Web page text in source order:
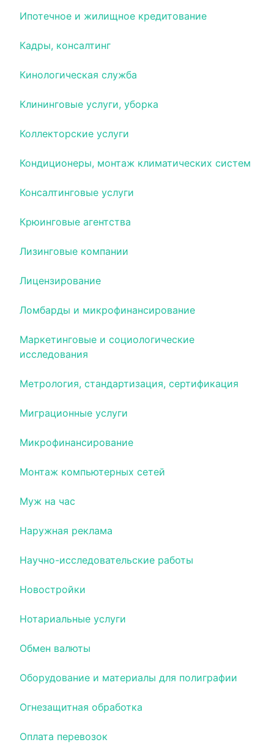
Ипотечное и жилищное кредитование
Кадры, консалтинг
Кинологическая служба
Клининговые услуги, уборка
Коллекторские услуги
Кондиционеры, монтаж климатических систем
Консалтинговые услуги
Крюинговые агентства
Лизинговые компании
Лицензирование
Ломбарды и микрофинансирование
Маркетинговые и социологические
исследования
Метрология, стандартизация, сертификация
Миграционные услуги
Микрофинансирование
Монтаж компьютерных сетей
Муж на час
Наружная реклама
Научно-исследовательские работы
Новостройки
Нотариальные услуги
Обмен валюты
Оборудование и материалы для полиграфии
Огнезащитная обработка
Оплата перевозок